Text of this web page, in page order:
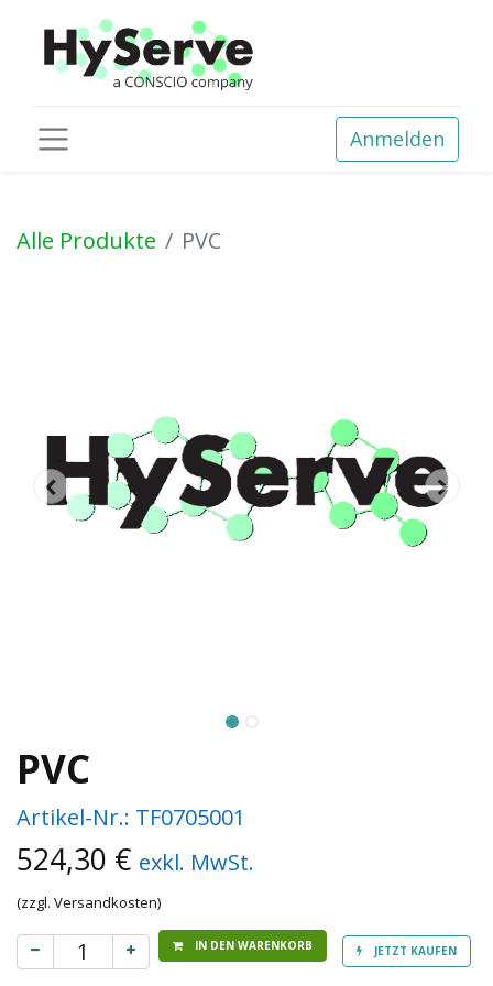
Anmelden
Alle Produkte PVC
PVC
Artikel-Nr.: TF0705001
524,30 € exkl. MwSt.
(zzgl. Versandkosten)
IN DEN WARENKORB JETZT KAUFEN